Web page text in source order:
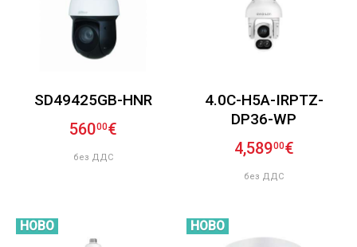
SD49425GB-HNR
56000€
без ДДС
4.0C-H5A-IRPTZ-
DP36-WP
4,58900€
без ДДС
НОВО НОВО